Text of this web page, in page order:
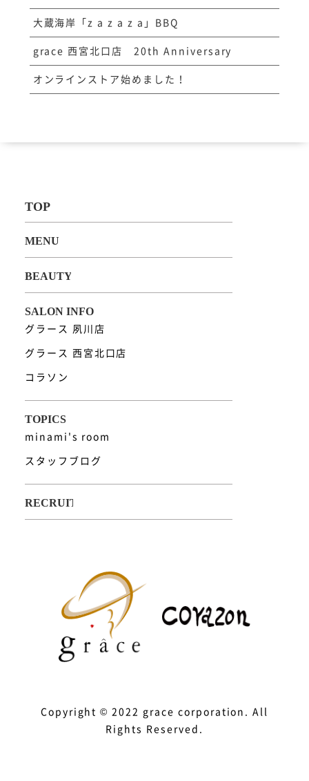
大蔵海岸「z a z a z a」BBQ
grace 西宮北口店 20th Anniversary
オンラインストア始めました！
グラース 夙川店
グラース 西宮北口店
コラソン
minami's room
スタッフブログ
Copyright © 2022 grace corporation. All
Rights Reserved.